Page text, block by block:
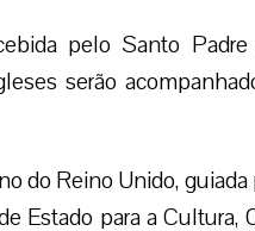
pelo Santo
serão
do Reino Unido,
Estado para a